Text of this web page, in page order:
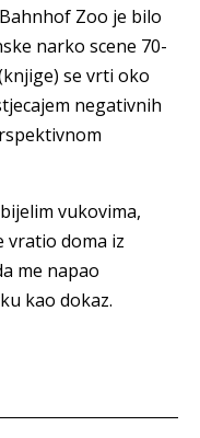
Zoo je bilo
narko scene 70-
se vrti oko
negativnih
vukovima,
vratio doma iz
me napao
kao dokaz.